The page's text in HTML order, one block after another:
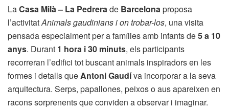
LaCasa Milà – La Pedrerade Barcelonaproposa
l’activitatAnimals gaudinians i on trobar-los, una visita
pensada especialment per a famílies amb infants de5 a 10
anys. Durant 1 hora i 30 minuts, els participants
recorreran l’edifici tot buscant animals inspiradors en les
formes i detalls queAntoni Gaudíva incorporar a la seva
arquitectura. Serps, papallones, peixos o aus apareixen en
racons sorprenents que conviden a observar i imaginar.